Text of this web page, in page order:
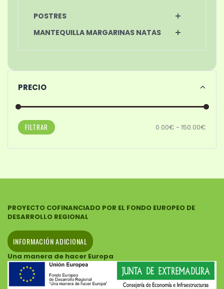
POSTRES
MANTEQUILLA MARGARINAS NATAS
PRECIO
FILTRAR 0.00€ - 150.00€
PROYECTO COFINANCIADO POR EL FONDO EUROPEO DE
DESARROLLO REGIONAL
INFORMACIÓN ADICIONAL
Una manera de hacer Europa